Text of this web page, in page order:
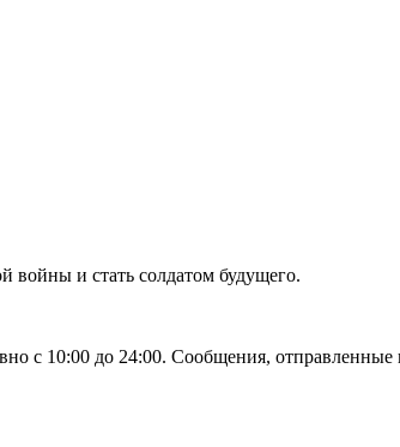
войны и стать солдатом будущего.
с 10:00 до 24:00. Сообщения, отправленные